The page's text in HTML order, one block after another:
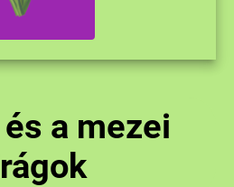
a mezei